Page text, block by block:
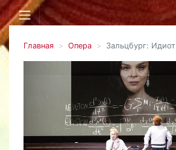
Главная Опера Зальцбург: Идиот